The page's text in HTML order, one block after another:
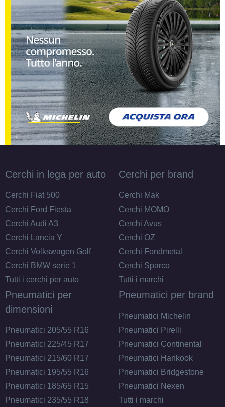
Cerchi in lega per auto
Cerchi Fiat 500
Cerchi Ford Fiesta
Cerchi Audi A3
Cerchi Lancia Y
Cerchi Volkswagen Golf
Cerchi BMW serie 1
Tutti i cerchi per auto
Cerchi per brand
Cerchi Mak
Cerchi MOMO
Cerchi Avus
Cerchi OZ
Cerchi Fondmetal
Cerchi Sparco
Tutti i marchi
Pneumatici per
dimensioni
Pneumatici 205/55 R16
Pneumatici 225/45 R17
Pneumatici 215/60 R17
Pneumatici 195/55 R16
Pneumatici 185/65 R15
Pneumatici 235/55 R18
Pneumatici per brand
Pneumatici Michelin
Pneumatici Pirelli
Pneumatici Continental
Pneumatici Hankook
Pneumatici Bridgestone
Pneumatici Nexen
Tutti i marchi